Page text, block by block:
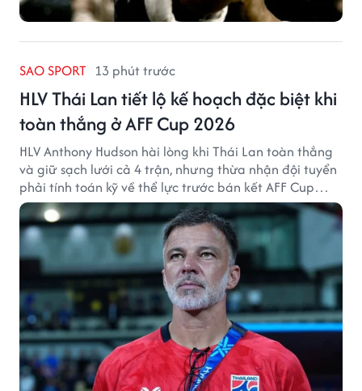
SAO SPORT 13 phút trước
HLV Thái Lan tiết lộ kế hoạch đặc biệt khi
toàn thắng ở AFF Cup 2026
HLV Anthony Hudson hài lòng khi Thái Lan toàn thắng
và giữ sạch lưới cả 4 trận, nhưng thừa nhận đội tuyển
phải tính toán kỹ về thể lực trước bán kết AFF Cup
2026.